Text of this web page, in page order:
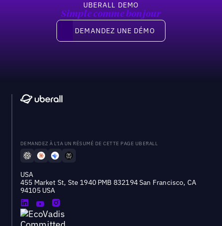
UBERALL DEMO
Simple comme bonjour
Demandez une démo
DEMANDEZ UNE DÉMO
DEMANDEZ À L'IA UN RÉSUMÉ DE CETTE PAGE UBERALL
USA
455 Market St, Ste 1940 PMB 832194 San Francisco, CA
94105 USA